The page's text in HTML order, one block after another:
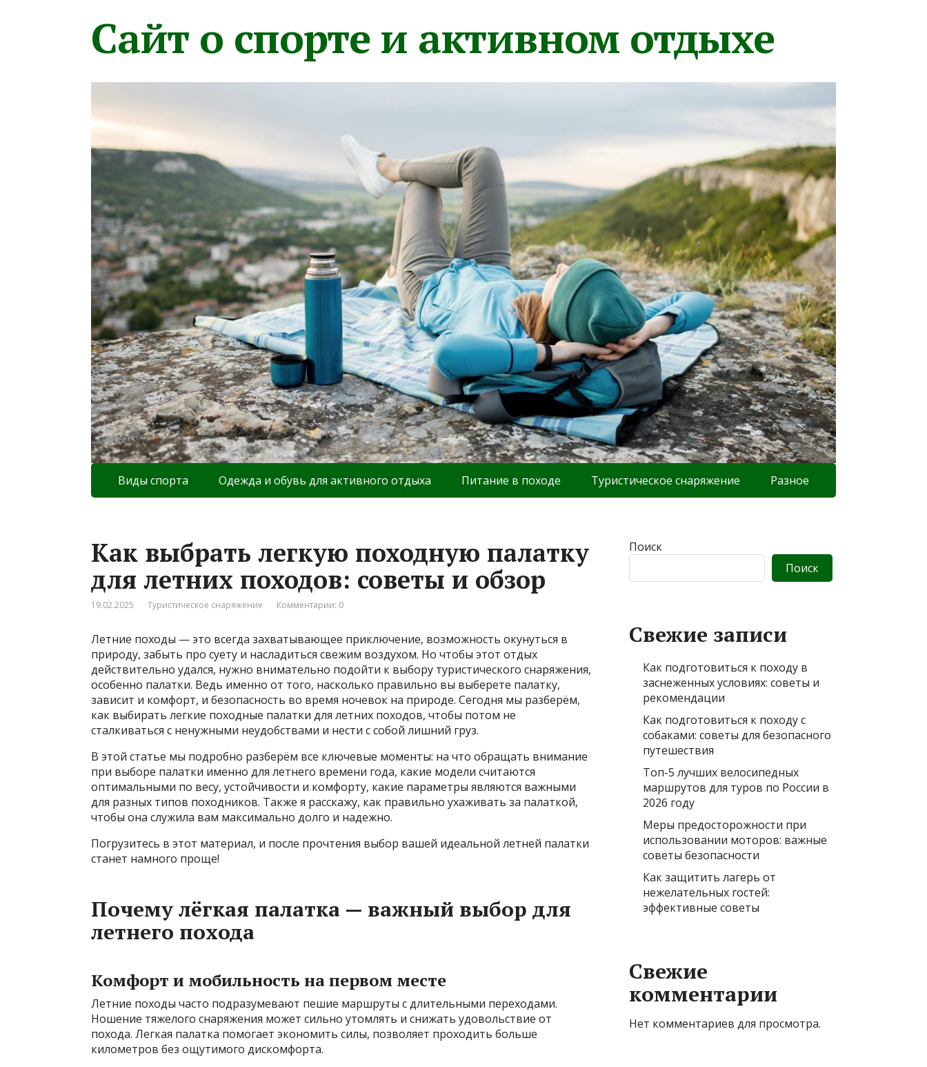
Сайт о спорте и активном отдыхе
Виды спорта Одежда и обувь для активного отдыха Питание в походе Туристическое снаряжение Разное
Как выбрать легкую походную палатку
для летних походов: советы и обзор
19.02.2025 Туристическое снаряжение Комментарии: 0
Летние походы — это всегда захватывающее приключение, возможность окунуться в
природу, забыть про суету и насладиться свежим воздухом. Но чтобы этот отдых
действительно удался, нужно внимательно подойти к выбору туристического снаряжения,
особенно палатки. Ведь именно от того, насколько правильно вы выберете палатку,
зависит и комфорт, и безопасность во время ночевок на природе. Сегодня мы разберём,
как выбирать легкие походные палатки для летних походов, чтобы потом не
сталкиваться с ненужными неудобствами и нести с собой лишний груз.
В этой статье мы подробно разберём все ключевые моменты: на что обращать внимание
при выборе палатки именно для летнего времени года, какие модели считаются
оптимальными по весу, устойчивости и комфорту, какие параметры являются важными
для разных типов походников. Также я расскажу, как правильно ухаживать за палаткой,
чтобы она служила вам максимально долго и надежно.
Погрузитесь в этот материал, и после прочтения выбор вашей идеальной летней палатки
станет намного проще!
Почему лёгкая палатка — важный выбор для
летнего похода
Комфорт и мобильность на первом месте
Летние походы часто подразумевают пешие маршруты с длительными переходами.
Ношение тяжелого снаряжения может сильно утомлять и снижать удовольствие от
похода. Легкая палатка помогает экономить силы, позволяет проходить больше
километров без ощутимого дискомфорта.
Поиск
Поиск
Свежие записи
Как подготовиться к походу в
заснеженных условиях: советы и
рекомендации
Как подготовиться к походу с
собаками: советы для безопасного
путешествия
Топ-5 лучших велосипедных
маршрутов для туров по России в
2026 году
Меры предосторожности при
использовании моторов: важные
советы безопасности
Как защитить лагерь от
нежелательных гостей:
эффективные советы
Свежие
комментарии
Нет комментариев для просмотра.